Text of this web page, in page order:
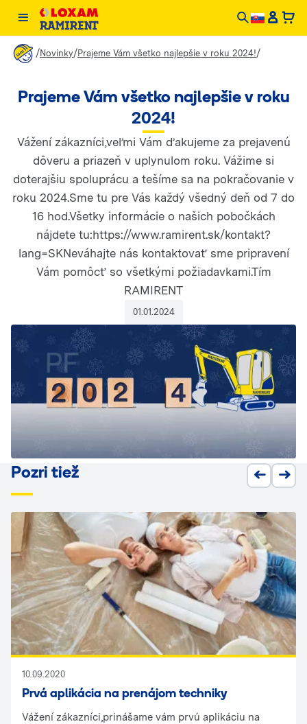
/Novinky/Prajeme Vám všetko najlepšie v roku 2024!/
Prajeme Vám všetko najlepšie v roku
2024!
Vážení zákazníci,veľmi Vám ďakujeme za prejavenú
dôveru a priazeň v uplynulom roku. Vážime si
doterajšiu spoluprácu a tešíme sa na pokračovanie v
roku 2024.Sme tu pre Vás každý všedný deň od 7 do
16 hod.Všetky informácie o našich pobočkách
nájdete tu:https://www.ramirent.sk/kontakt?
lang=SKNeváhajte nás kontaktovať sme pripravení
Vám pomôcť so všetkými požiadavkami.Tím
RAMIRENT
01.01.2024
Pozri tiež
10.09.2020
Prvá aplikácia na prenájom techniky
Vážení zákazníci,prinášame vám prvú aplikáciu na